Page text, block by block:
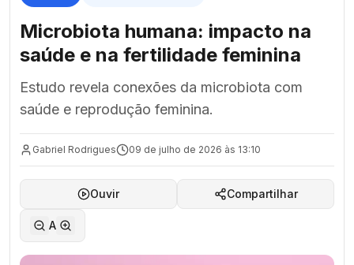
Microbiota humana: impacto na
saúde e na fertilidade feminina
Estudo revela conexões da microbiota com
saúde e reprodução feminina.
Gabriel Rodrigues 09 de julho de 2026 às 13:10
Ouvir Compartilhar
A